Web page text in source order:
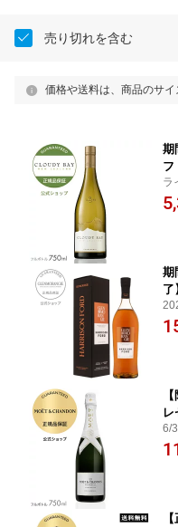
売り切れを含む
価格や送料は、商品のサイ
期
フ
イ
白
ラ
ガ
ラ
期
了
ソ
ン
発
ス
ス
6/
ァ